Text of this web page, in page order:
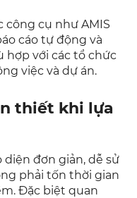
công cụ như AMIS
cáo tự động và
hợp với các tổ chức
việc và dự án.
thiết khi lựa
diện đơn giản, dễ sử
phải tốn thời gian
Đặc biệt quan